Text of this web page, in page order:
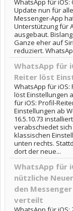
WhatsApp für iOS:
Update nun für
Messenger-App
Unterstützung für
ausgebaut.
Ganze eher auf
reduziert.
WhatsApp für
Reiter löst
WhatsApp für iOS:
löst Einstellungen
für iOS: Profil-
Einstellungen ab
16.5.10.73
verabschiedet sich
klassischen
unten rechts.
dort der neue...
WhatsApp für
nützliche
den
verteilt